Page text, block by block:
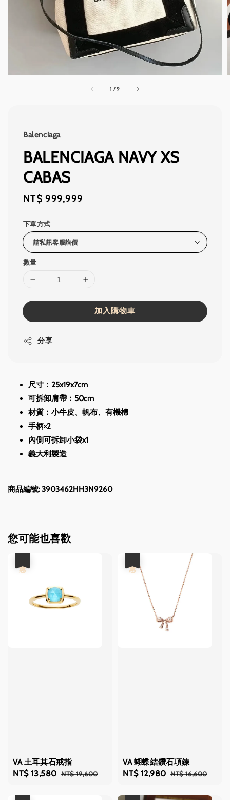
1 /9
Balenciaga
BALENCIAGA NAVY XS
CABAS
Regular
NT$ 999,999
下單方式
數量
加入購物車
分享
尺寸：25x19x7cm
可拆卸肩帶：50cm
材質：小牛皮、帆布、有機棉
手柄×2
內側可拆卸小袋x1
義大利製造
商品編號: 3903462HH3N9260
您可能也喜歡
VA 土耳其石戒指
Sale
NT$ 13,580 Regular
NT$ 19,600
VA 蝴蝶結鑽石項鍊
Sale
NT$ 12,980 Regular
NT$ 16,600